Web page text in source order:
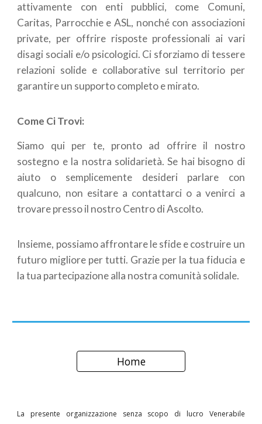
attivamente con enti pubblici, come Comuni,
Caritas, Parrocchie e ASL, nonché con associazioni
private, per offrire risposte professionali ai vari
disagi sociali e/o psicologici. Ci sforziamo di tessere
relazioni solide e collaborative sul territorio per
garantire un supporto completo e mirato.
Come Ci Trovi:
Siamo qui per te, pronto ad offrire il nostro
sostegno e la nostra solidarietà. Se hai bisogno di
aiuto o semplicemente desideri parlare con
qualcuno, non esitare a contattarci o a venirci a
trovare presso il nostro Centro di Ascolto.
Insieme, possiamo affrontare le sfide e costruire un
futuro migliore per tutti. Grazie per la tua fiducia e
la tua partecipazione alla nostra comunità solidale.
Home
La presente organizzazione senza scopo di lucro Venerabile